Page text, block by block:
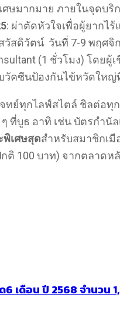
ษมากมาย ภายในจุดบ
: ผ่าตัดหัวใจเพื่อผู้ยากไ
ดิวัตน์ วันที่ 7-9 พฤศจิ
(1 ชั่วโมง) โด
วัคซีนป้องกันไข้หวัดใหญ่
ทุกไลฟ์สไตล์ ชิลต่อทุก
ที่บูธ อาทิ เช่น บัตรกำ
พิเศษสุดสำหรับสมาชิกเ
ติ 100 บาท) จากตลาด
6 เดือน ปี 2568 จำนวน